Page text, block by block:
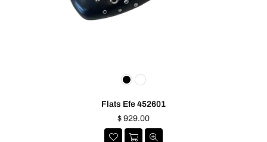
Flats Efe 452601
Precio
habitual
$ 929.00